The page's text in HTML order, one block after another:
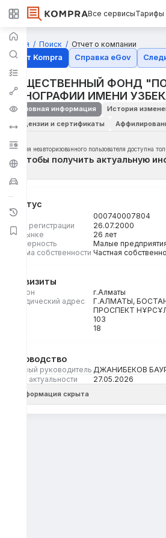
Все сервисыТарифы
Главная Поиск
Отчет о компании
Отчёт Kompra
Справка eGov
ОБЩЕСТВЕННЫЙ ФОНД
ЭТНОГРАФИИ ИМЕНИ
Основная информация История
Лицензии и сертификаты
Для неавторизованного пользователя доступна
Чтобы получить актуальную
Статус
БИН
000740007804
Дата регистрации
26.07.2000
На рынке
26 лет
Размерность
Малые
Форма собственности Частная
Реквизиты
Регион
г.Алматы
Юридический адрес
Г.АЛМАТЫ,
ПРОСПЕКТ
103
18
Руководство
Первый руководитель ДЖАНИБЕКОВ
Дата актуальности
27.05.2026
Информация скрыта